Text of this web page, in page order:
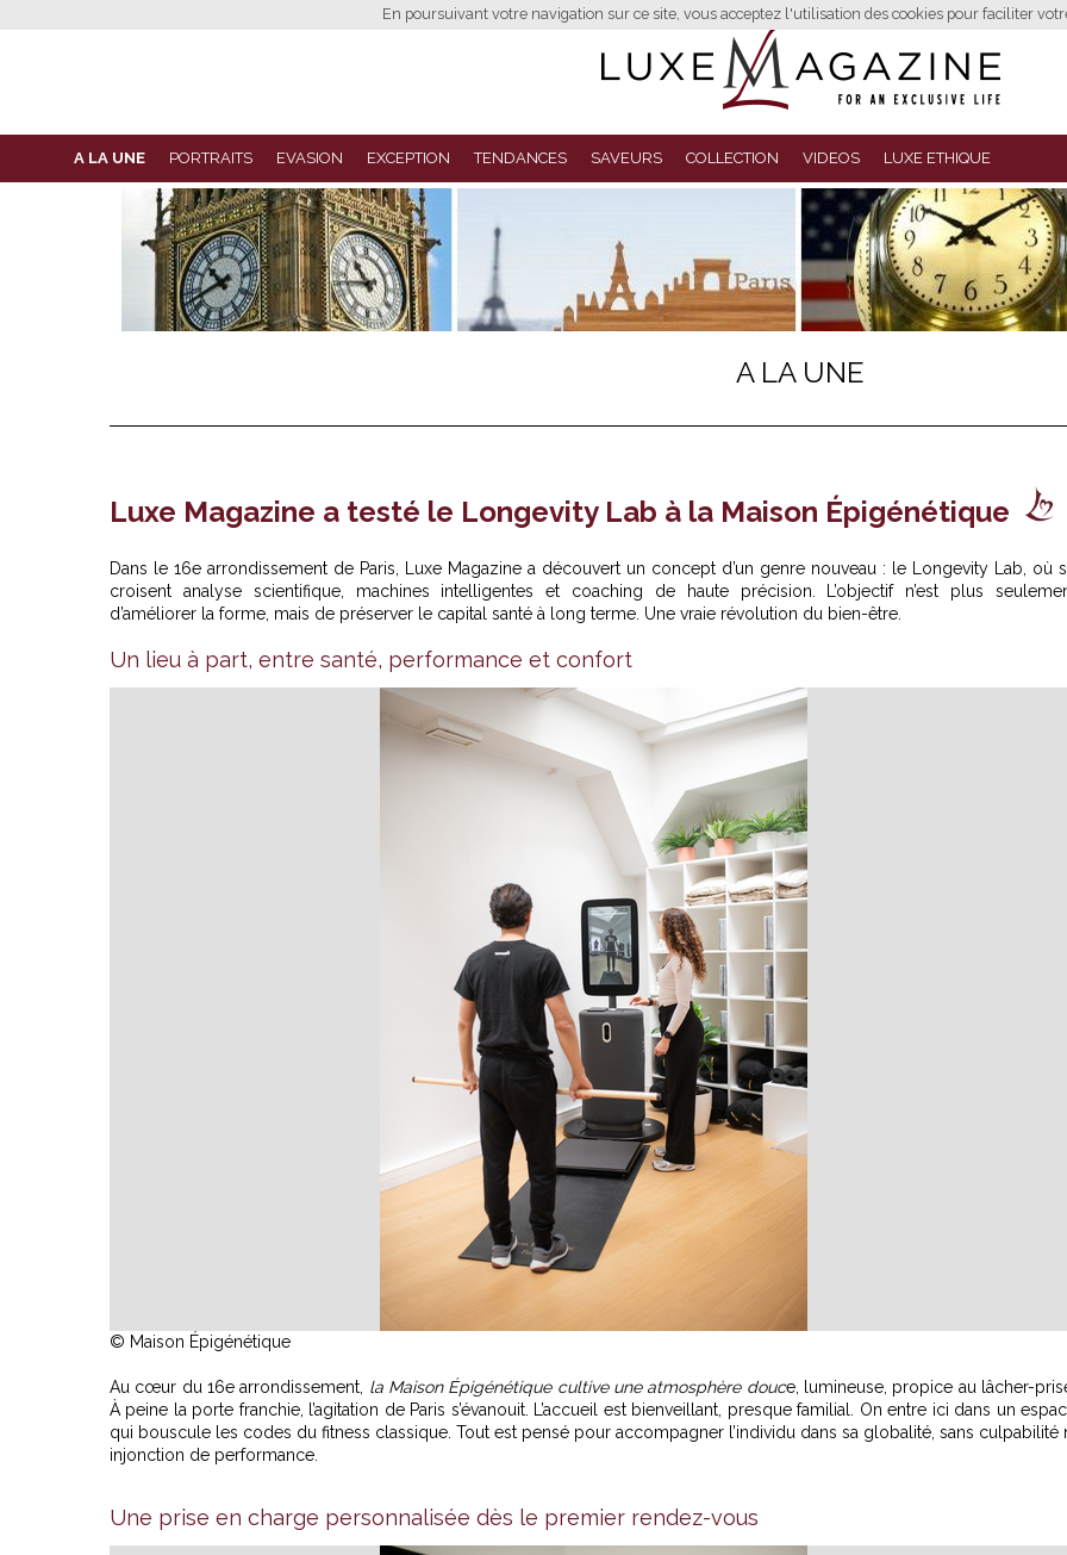
En poursuivant votre navigation sur ce site, vous acceptez l'utilisation des cookies pour faciliter
A LA UNE PORTRAITS EVASION EXCEPTION TENDANCES SAVEURS COLLECTION VIDEOS LUXE ETHIQUE
A LA UNE
Luxe Magazine a testé le Longevity Lab à la Maison Épigénétique
Dans le 16e arrondissement de Paris, Luxe Magazine a découvert un concept d’un genre nouveau : le Longevity Lab , où
croisent analyse scientifique, machines intelligentes et coaching de haute précision. L’objectif n’est plus
d’améliorer la forme, mais de préserver le capital santé à long terme. Une vraie révolution du bien-être.
Un lieu à part, entre santé, performance et confort
© Maison Épigénétique
Au cœur du 16e arrondissement, la Maison Épigénétique cultive une atmosphère douce, lumineuse, propice au lâcher-
À peine la porte franchie, l’agitation de Paris s’évanouit. L’accueil est bienveillant, presque familial. On entre ici dans un
qui bouscule les codes du fitness classique. Tout est pensé pour accompagner l’individu dans sa globalité, sans culpabilité
injonction de performance.
Une prise en charge personnalisée dès le premier rendez-vous